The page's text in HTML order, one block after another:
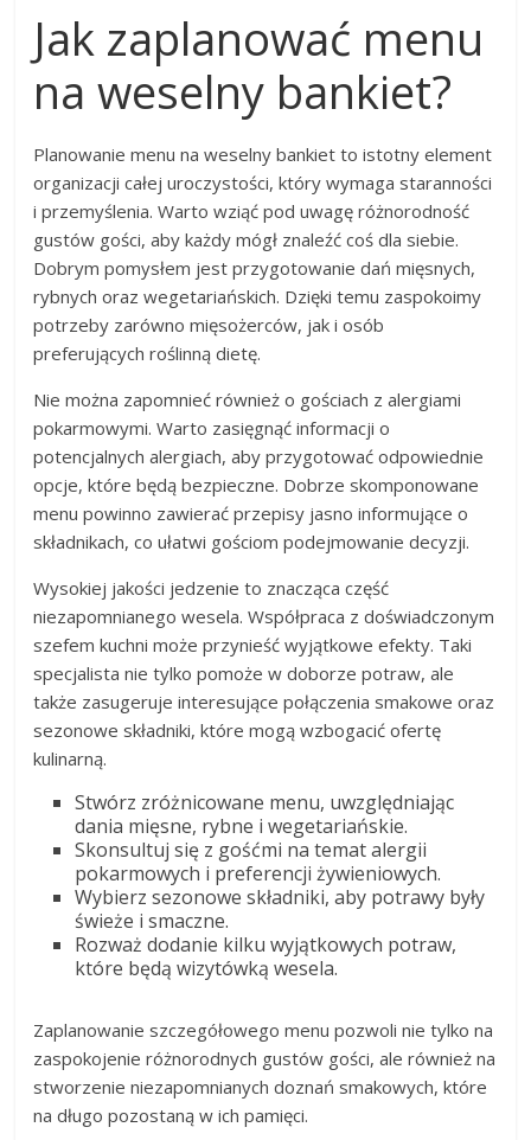
Jak zaplanować menu
na weselny bankiet?
Planowanie menu na weselny bankiet to istotny element
organizacji całej uroczystości, który wymaga staranności
i przemyślenia. Warto wziąć pod uwagę różnorodność
gustów gości, aby każdy mógł znaleźć coś dla siebie.
Dobrym pomysłem jest przygotowanie dań mięsnych,
rybnych oraz wegetariańskich. Dzięki temu zaspokoimy
potrzeby zarówno mięsożerców, jak i osób
preferujących roślinną dietę.
Nie można zapomnieć również o gościach z alergiami
pokarmowymi. Warto zasięgnąć informacji o
potencjalnych alergiach, aby przygotować odpowiednie
opcje, które będą bezpieczne. Dobrze skomponowane
menu powinno zawierać przepisy jasno informujące o
składnikach, co ułatwi gościom podejmowanie decyzji.
Wysokiej jakości jedzenie to znacząca część
niezapomnianego wesela. Współpraca z doświadczonym
szefem kuchni może przynieść wyjątkowe efekty. Taki
specjalista nie tylko pomoże w doborze potraw, ale
także zasugeruje interesujące połączenia smakowe oraz
sezonowe składniki, które mogą wzbogacić ofertę
kulinarną.
Stwórz zróżnicowane menu, uwzględniając
dania mięsne, rybne i wegetariańskie.
Skonsultuj się z gośćmi na temat alergii
pokarmowych i preferencji żywieniowych.
Wybierz sezonowe składniki, aby potrawy były
świeże i smaczne.
Rozważ dodanie kilku wyjątkowych potraw,
które będą wizytówką wesela.
Zaplanowanie szczegółowego menu pozwoli nie tylko na
zaspokojenie różnorodnych gustów gości, ale również na
stworzenie niezapomnianych doznań smakowych, które
na długo pozostaną w ich pamięci.